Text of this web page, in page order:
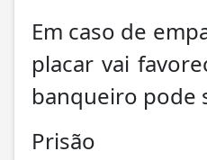
Em caso de
placar vai
banqueiro pode
Prisão